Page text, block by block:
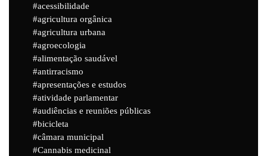
acessibilidade
agricultura orgânica
agricultura urbana
agroecologia
alimentação saudável
antirracismo
apresentações e estudos
atividade parlamentar
audiências e reuniões públicas
bicicleta
câmara municipal
Cannabis medicinal